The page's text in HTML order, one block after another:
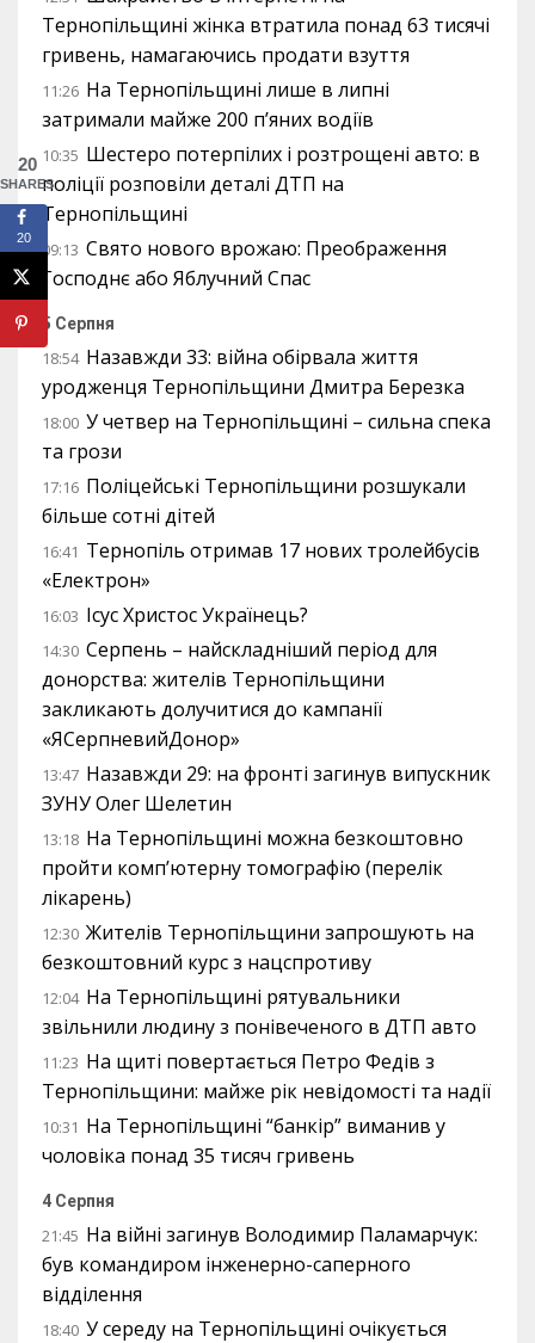
Тернопільщині жінка втратила понад 63 тисячі
гривень, намагаючись продати взуття
11:26 На Тернопільщині лише в липні
затримали майже 200 п’яних водіїв
10:35 Шестеро потерпілих і розтрощені авто: в
поліції розповіли деталі ДТП на
Тернопільщині
09:13 Свято нового врожаю: Преображення
Господнє або Яблучний Спас
5 Серпня
18:54 Назавжди 33: війна обірвала життя
уродженця Тернопільщини Дмитра Березка
18:00 У четвер на Тернопільщині – сильна спека
та грози
17:16 Поліцейські Тернопільщини розшукали
більше сотні дітей
16:41 Тернопіль отримав 17 нових тролейбусів
«Електрон»
16:03 Ісус Христос Українець?
14:30 Серпень – найскладніший період для
донорства: жителів Тернопільщини
закликають долучитися до кампанії
«ЯСерпневийДонор»
13:47 Назавжди 29: на фронті загинув випускник
ЗУНУ Олег Шелетин
13:18 На Тернопільщині можна безкоштовно
пройти комп’ютерну томографію (перелік
лікарень)
12:30 Жителів Тернопільщини запрошують на
безкоштовний курс з нацспротиву
12:04 На Тернопільщині рятувальники
звільнили людину з понівеченого в ДТП авто
11:23 На щиті повертається Петро Федів з
Тернопільщини: майже рік невідомості та надії
10:31 На Тернопільщині “банкір” виманив у
чоловіка понад 35 тисяч гривень
4 Серпня
21:45 На війні загинув Володимир Паламарчук:
був командиром інженерно-саперного
відділення
18:40 У середу на Тернопільщині очікується
20
SHARES
20